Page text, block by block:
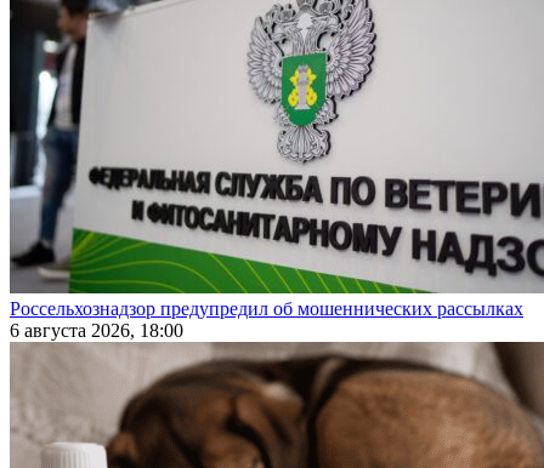
Россельхознадзор предупредил об мошеннических рассылках
6 августа 2026, 18:00